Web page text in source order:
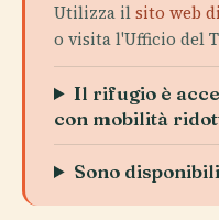
Utilizza ilsito web
o visita l'Ufficio del
Il rifugio è
con mobilità
Sono